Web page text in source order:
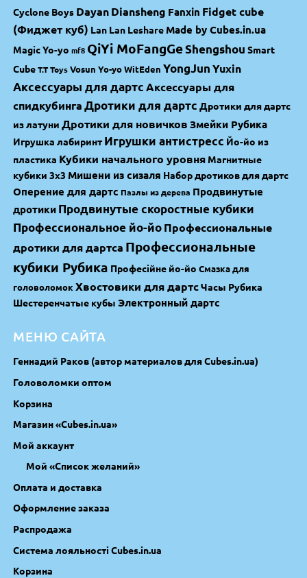
Cyclone Boys DayanDiansheng Fanxin Fidget cube
(Фиджет куб) Lan Lan Leshare Made by Cubes.in.ua
Magic Yo-yo mf8 QiYi MoFangGeShengshou Smart
Cube T.T Toys Vosun Yo-yoWitEden YongJun Yuxin
Аксессуары для дартс Аксессуары для
спидкубинга Дротики для дартс Дротики для дартс
из латуни Дротики для новичков Змейки Рубика
Игрушка лабиринт Игрушки антистресс Йо-йо из
пластика Кубики начального уровня Магнитные
кубики 3х3 Мишени из сизаля Набор дротиков для дартс
Оперение для дартс Пазлы из дерева Продвинутые
дротики Продвинутые скоростные кубики
Профессиональное йо-йоПрофессиональные
дротики для дартса Профессиональные
кубики Рубика Професійне йо-йо Смазка для
головоломокХвостовики для дартсЧасы Рубика
Шестеренчатые кубы Электронный дартс
МЕНЮ САЙТА
Геннадий Раков (автор материалов для Cubes.in.ua)
Головоломки оптом
Корзина
Магазин «Cubes.in.ua»
Мой аккаунт
Мой «Список желаний»
Оплата и доставка
Оформление заказа
Распродажа
Система лояльності Cubes.in.ua
Корзина